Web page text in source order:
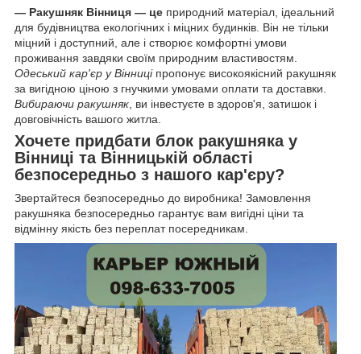
— Ракушняк Вінниця — це природний матеріал, ідеальний
для будівництва екологічних і міцних будинків. Він не тільки
міцний і доступний, але і створює комфортні умови
проживання завдяки своїм природним властивостям.
Одеський кар'єр у Вінниціпропонує високоякісний ракушняк
за вигідною ціною з гнучкими умовами оплати та доставки.
Вибираючи ракушняк , ви інвестуєте в здоров'я, затишок і
довговічність вашого житла.
Хочете придбати блок ракушняка у
Вінниці та Вінницькій області
безпосередньо з нашого кар'єру?
Звертайтеся безпосередньо до виробника! Замовлення
ракушняка безпосередньо гарантує вам вигідні ціни та
відмінну якість без переплат посередникам.